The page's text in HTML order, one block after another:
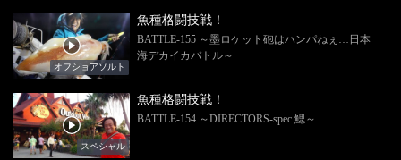
オフショアソルト
魚種格闘技戦！
BATTLE-155 ～墨ロケット砲はハンパねぇ…日本
海デカイカバトル～
スペシャル
魚種格闘技戦！
BATTLE-154 ～DIRECTORS-spec 鰓～